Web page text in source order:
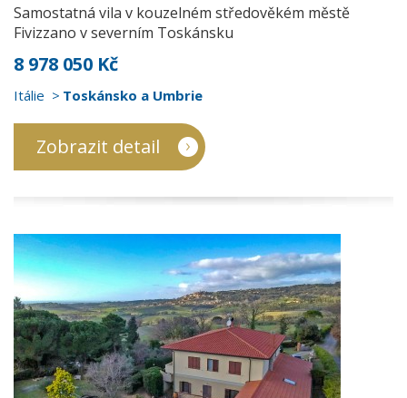
Samostatná vila v kouzelném středověkém městě
Fivizzano v severním Toskánsku
8 978 050 Kč
Itálie Toskánsko a Umbrie
Zobrazit detail